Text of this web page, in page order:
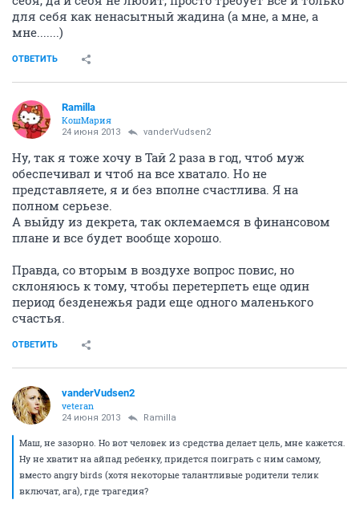
для себя как ненасытный жадина (а мне, а мне, а
мне.......)
ОТВЕТИТЬ
Ramilla
КошМария
24 июня 2013 vanderVudsen2
Ну, так я тоже хочу в Тай 2 раза в год, чтоб муж
обеспечивал и чтоб на все хватало. Но не
представляете, я и без вполне счастлива. Я на
полном серьезе.
А выйду из декрета, так оклемаемся в финансовом
плане и все будет вообще хорошо.
Правда, со вторым в воздухе вопрос повис, но
склоняюсь к тому, чтобы перетерпеть еще один
период безденежья ради еще одного маленького
счастья.
ОТВЕТИТЬ
vanderVudsen2
veteran
24 июня 2013 Ramilla
Маш, не зазорно. Но вот человек из средства делает цель, мне кажется.
Ну не хватит на айпад ребенку, придется поиграть с ним самому,
вместо angry birds (хотя некоторые талантливые родители телик
включат, ага), где трагедия?